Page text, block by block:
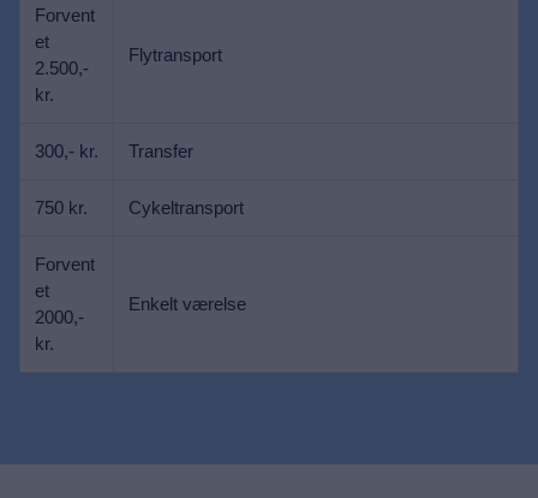
Forvent
et
2.500,-
kr.
Flytransport
300,- kr. Transfer
750 kr. Cykeltransport
Forvent
et
2000,-
kr.
Enkelt værelse